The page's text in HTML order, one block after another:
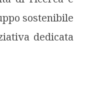
sostenibile
dedicata